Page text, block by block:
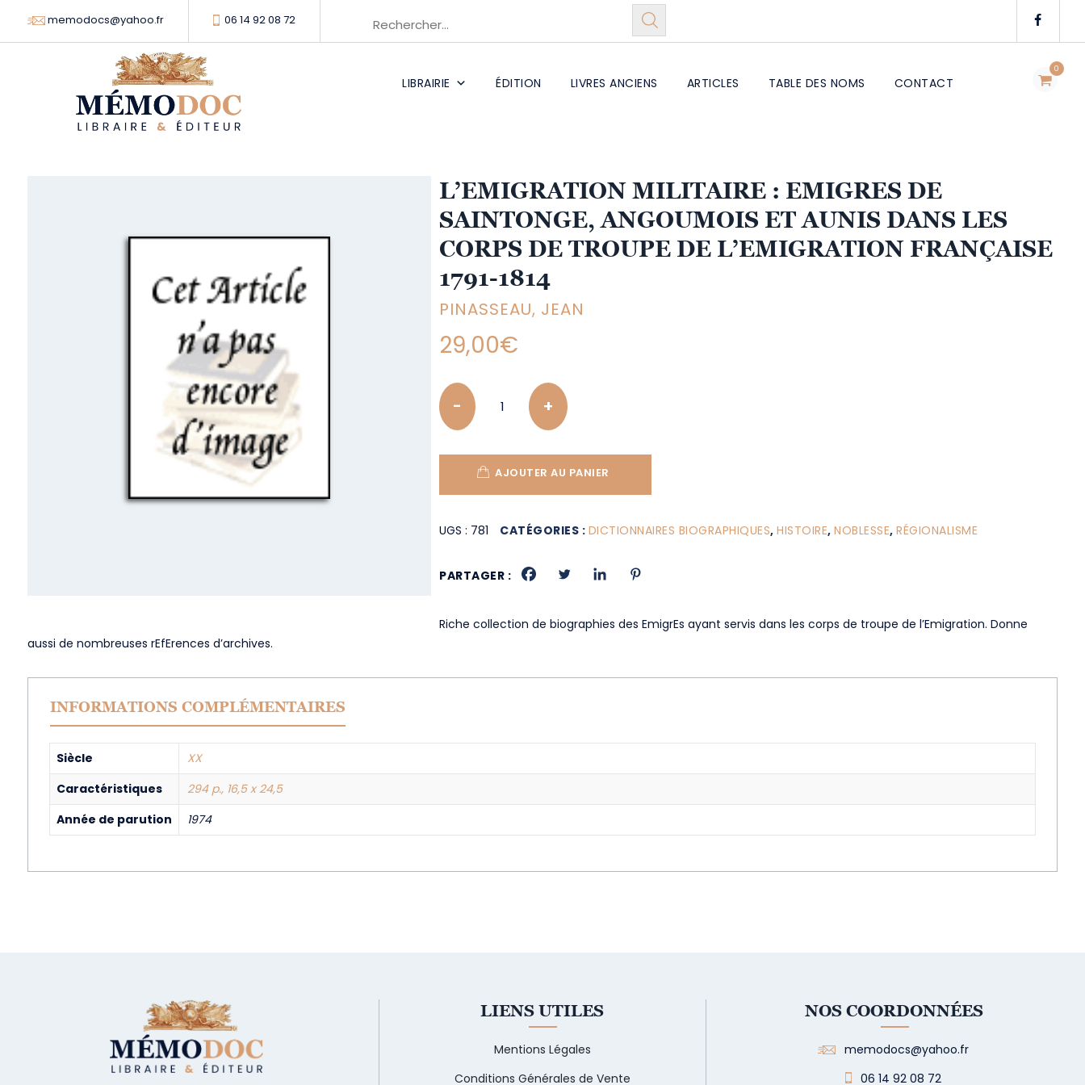
memodocs@yahoo.fr 06 14 92 08 72
0
LIBRAIRIE ÉDITION LIVRES ANCIENS ARTICLES TABLE DES NOMS CONTACT
L’EMIGRATION MILITAIRE : EMIGRES DE
SAINTONGE, ANGOUMOIS ET AUNIS DANS LES
CORPS DE TROUPE DE L’EMIGRATION FRANÇAISE
1791-1814
PINASSEAU, JEAN
29,00€
Quantity
AJOUTER AU PANIER
UGS : 781 CATÉGORIES : DICTIONNAIRES BIOGRAPHIQUES,HISTOIRE,NOBLESSE,RÉGIONALISME
PARTAGER :
Riche collection de biographies des EmigrEs ayant servis dans les corps de troupe de l’Emigration. Donne
aussi de nombreuses rEfErences d’archives.
INFORMATIONS COMPLÉMENTAIRES
Siècle
XX
Caractéristiques
294 p., 16,5 x 24,5
Année de parution
1974
LIENS UTILES
Mentions Légales
Conditions Générales de Vente
NOS COORDONNÉES
memodocs@yahoo.fr
06 14 92 08 72